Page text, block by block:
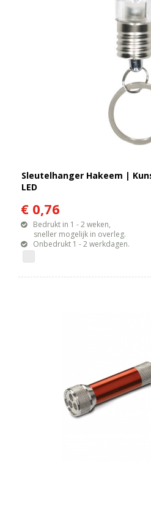
Sleutelhanger Hakeem |
LED
€ 0,76
Bedrukt in 1 - 2 weken,
sneller mogelijk in overleg.
Onbedrukt 1 - 2 werkdagen.